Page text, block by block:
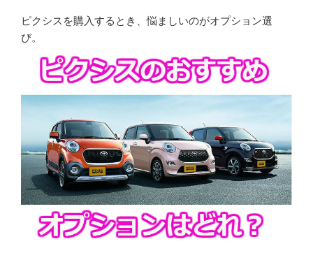
ピクシスを購入するとき、悩ましいのがオプション選
び。